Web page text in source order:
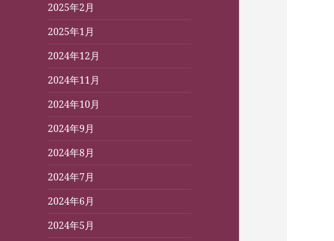
2025年2月
2025年1月
2024年12月
2024年11月
2024年10月
2024年9月
2024年8月
2024年7月
2024年6月
2024年5月